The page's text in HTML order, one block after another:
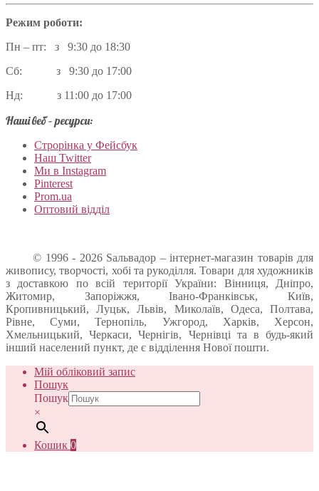
Режим роботи:
Пн – пт: з 9:30 до 18:30
Сб: з 9:30 до 17:00
Нд: з 11:00 до 17:00
Наші веб – ресурси:
Строрінка у Фейсбук
Наш Twitter
Ми в Instagram
Pinterest
Prom.ua
Оптовий відділ
© 1996 - 2026 Sальвадор – інтернет-магазин товарів для
живопису, творчості, хобі та рукоділля. Товари для художників
з доставкою по всій території України: Вінниця, Дніпро,
Житомир, Запоріжжя, Івано-Франківськ, Київ,
Кропивницький, Луцьк, Львів, Миколаїв, Одеса, Полтава,
Рівне, Суми, Тернопіль, Ужгород, Харків, Херсон,
Хмельницький, Черкаси, Чернігів, Чернівці та в будь-який
інший населений пункт, де є відділення Нової пошти.
Мій обліковий запис
Пошук
Пошук
×
Кошик 0